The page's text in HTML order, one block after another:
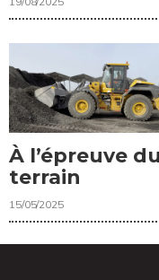
À l’épreuve du
terrain
15/05/2025